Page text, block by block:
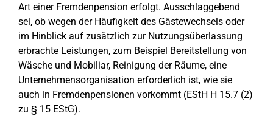
Art einer Fremdenpension erfolgt. Ausschlaggebend
sei, ob wegen der Häufigkeit des Gästewechsels oder
im Hinblick auf zusätzlich zur Nutzungsüberlassung
erbrachte Leistungen, zum Beispiel Bereitstellung von
Wäsche und Mobiliar, Reinigung der Räume, eine
Unternehmensorganisation erforderlich ist, wie sie
auch in Fremdenpensionen vorkommt (EStH H 15.7 (2)
zu § 15 EStG).